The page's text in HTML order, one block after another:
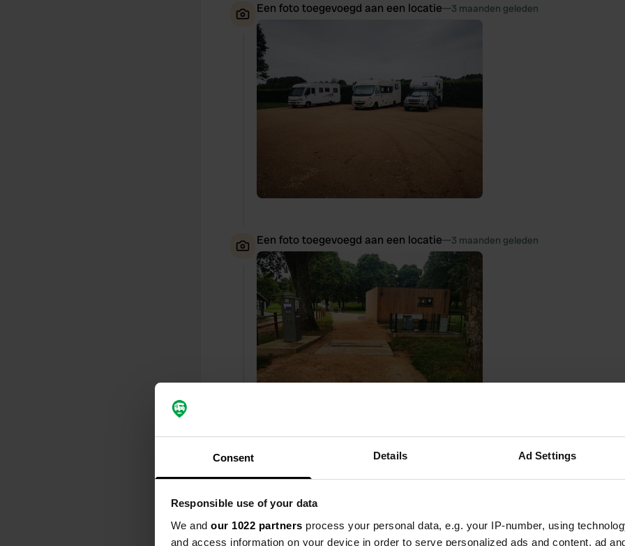
Consent Details Ad Settings
Responsible use of your data
We and our 1022 partners process your personal data, e.g. your IP-number, using
and access information on your device in order to serve personalized ads and content, ad
Een foto toegevoegd aan een locatie—3 maanden geleden
Een foto toegevoegd aan een locatie—3 maanden geleden
Zeer goed bereikbaar en gemakkelijk als je een pass'etapes hebt met krediet. Mooie